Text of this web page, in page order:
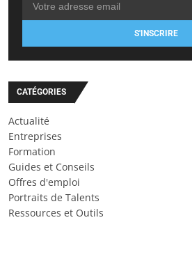
S'INSCRIRE
CATÉGORIES
Actualité
Entreprises
Formation
Guides et Conseils
Offres d'emploi
Portraits de Talents
Ressources et Outils